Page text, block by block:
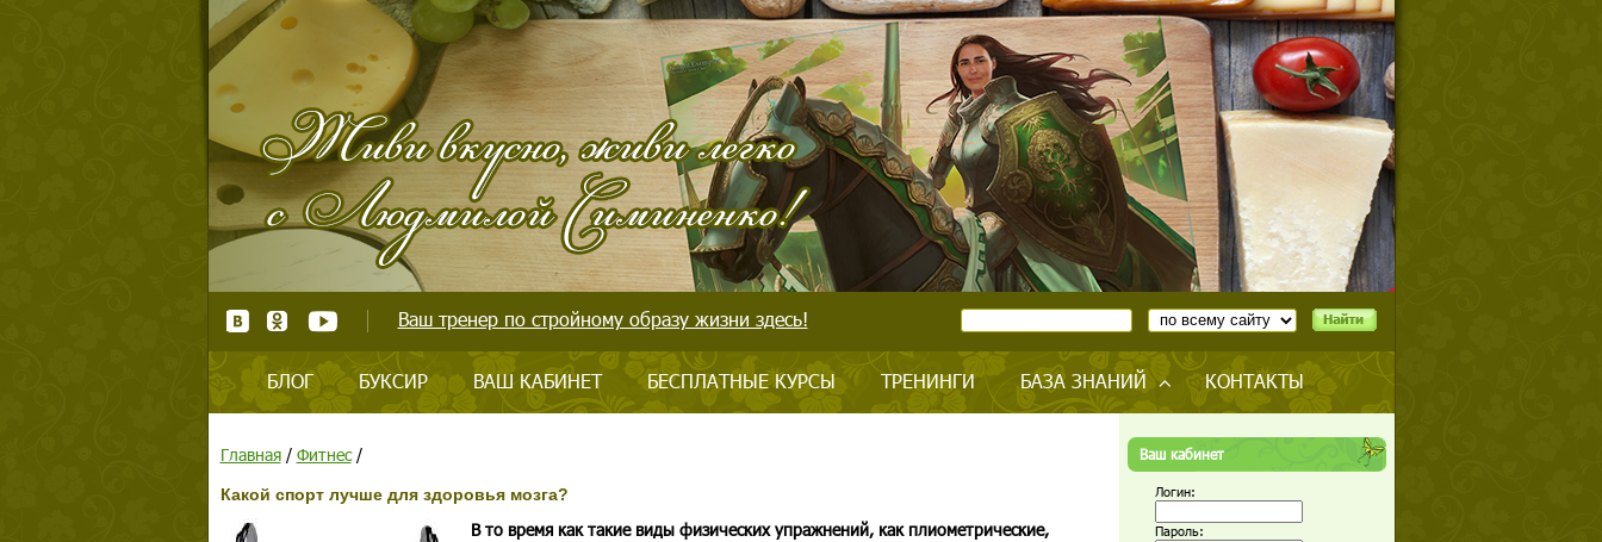
Ваш тренер по стройному образу жизни здесь!
БЛОГ БУКСИР ВАШ КАБИНЕТ БЕСПЛАТНЫЕ КУРСЫ ТРЕНИНГИ БАЗА ЗНАНИЙ КОНТАКТЫ
Главная/ Фитнес/
Какой спорт лучше для здоровья мозга?
В то время как такие виды физических упражнений, как плиометрические,
Ваш кабинет
Логин:
Пароль: